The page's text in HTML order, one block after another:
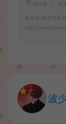
手
服务端+安卓苹果
https://
波